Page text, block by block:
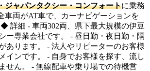
ジャパンタクシー・コンフォートに乗務
車両がAT車で、カーナビゲーションを
詳細 - 車両302両、県下最大規模の伊豆
ー専業会社です。 - 昼日勤・夜日勤・隔
あります。 - 法人やリピーターのお客様
インです。 - 自身でお客様を探す、流し
せん。 - 無線配車や乗り場での待機営